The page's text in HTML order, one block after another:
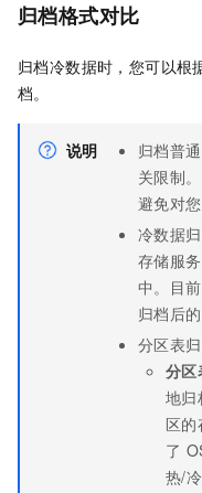
归档格式对比
归档冷数据时，您可以根
档。
说明 归档普
关限制
避免对
冷数据
存储服
中。目
归档后
分区表
分区
地归
区的
了
热/